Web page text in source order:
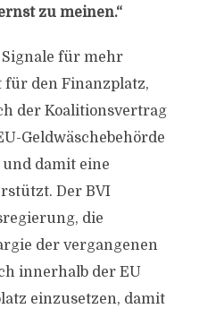
zu meinen.“
Signale für mehr
für den Finanzplatz,
der Koalitionsvertrag
Geldwäschebehörde
damit eine
Der BVI
die
der vergangenen
innerhalb der EU
einzusetzen, damit